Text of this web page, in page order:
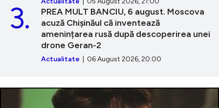
PREA MULT BANCIU, 6 august. Moscova
acuză Chișinăul că inventează
amenințarea rusă după descoperirea unei
drone Geran-2
Actualitate | 06 August 2026, 20:00
3.